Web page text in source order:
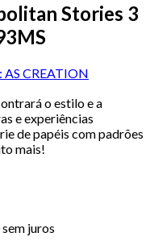
Stories 3
AS CREATION
o estilo e a
e experiências
de papéis com padrões
mais!
juros